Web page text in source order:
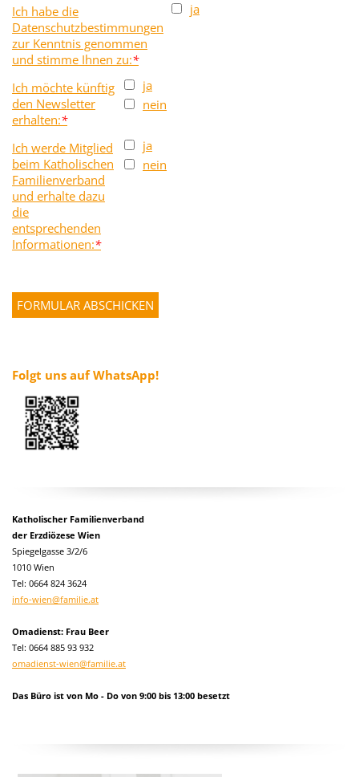
Ich habe die
Datenschutzbestimmungen
zur Kenntnis genommen
und stimme Ihnen zu:*
ja
Ich möchte künftig
den Newsletter
erhalten:*
ja
nein
Ich werde Mitglied
beim Katholischen
Familienverband
und erhalte dazu
die
entsprechenden
Informationen:*
ja
nein
Folgt uns auf WhatsApp!
Katholischer Familienverband
der Erzdiözese Wien
Spiegelgasse 3/2/6
1010 Wien
Tel: 0664 824 3624
info-wien@familie.at
Omadienst: Frau Beer
Tel: 0664 885 93 932
omadienst-wien@familie.at
Das Büro ist von Mo - Do von 9:00 bis 13:00 besetzt